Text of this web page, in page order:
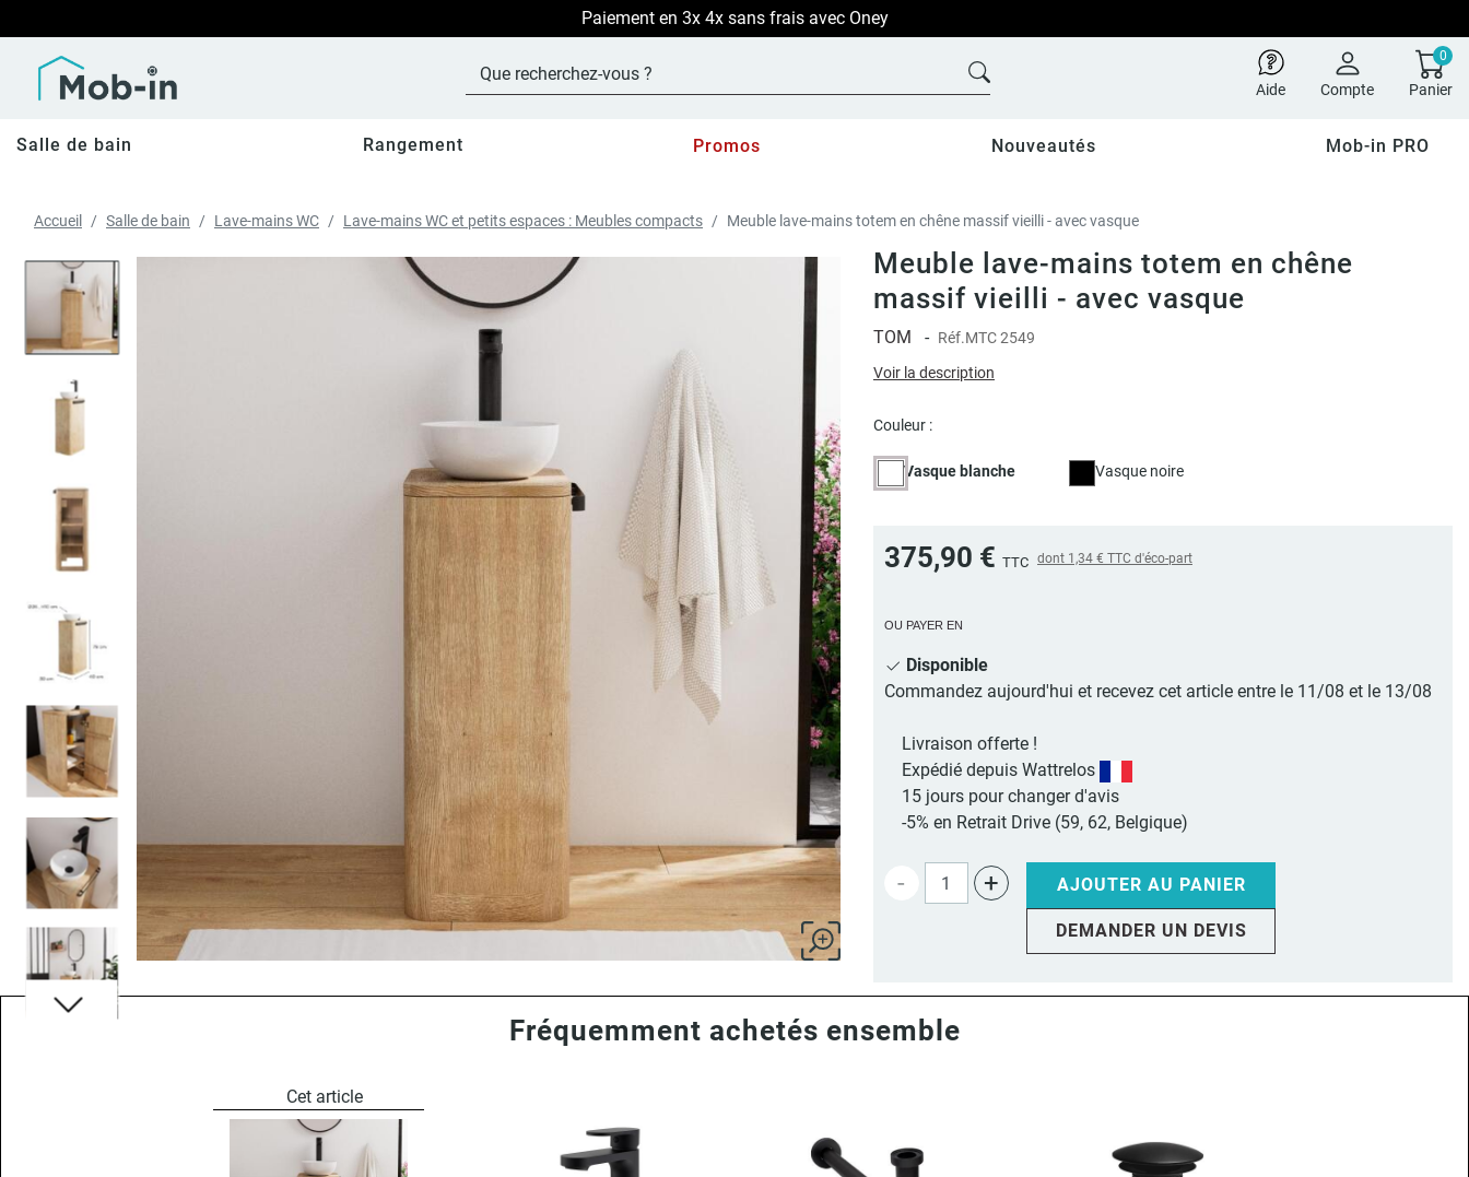
LIVRAISON OFFERTE sur TOUT le site !
Aide Compte
0
Panier
Salle de bain Rangement Promos Nouveautés Mob-in PRO
Accueil Salle de bain Lave-mains WC Lave-mains WC et petits espaces : Meubles compacts Meuble lave-mains totem en chêne massif vieilli - avec vasque
Meuble lave-mains totem en chêne
massif vieilli - avec vasque
TOM - Réf.MTC 2549
Voir la description
Couleur :
Vasque blanche Vasque noire
375,90 € TTC dont 1,34 € TTC d'éco-part
OU PAYER EN
Disponible
Commandez aujourd'hui et recevez cet article entre le 11/08 et le 13/08
Livraison offerte !
Expédié depuis Wattrelos
15 jours pour changer d'avis
-5% en Retrait Drive (59, 62, Belgique)
- + AJOUTER AU PANIER
DEMANDER UN DEVIS
Fréquemment achetés ensemble